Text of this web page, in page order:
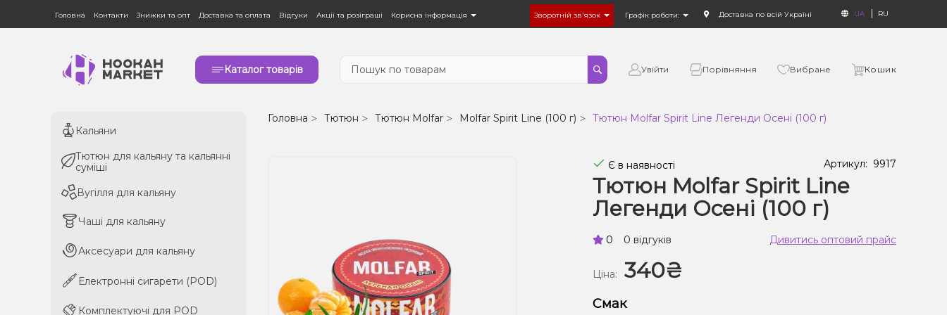
Головна Контакти Знижки та опт Доставка та оплата Відгуки Акції та розіграші Корисна інформація Зворотній зв'язок Графік роботи: Доставка по всій Україні UA RU
Каталог товарів Увійти Порівняння Вибране Кошик
Кальяни
Тютюн для кальяну та кальянні
суміші
Вугілля для кальяну
Чаші для кальяну
Аксесуари для кальяну
Електронні сигарети (POD)
Комплектуючі для POD
Кальяни
Тютюн для кальяну та кальянні
суміші
Вугілля для кальяну
Чаші для кальяну
Аксесуари для кальяну
Електронні сигарети (POD)
Комплектуючі для POD
Головна Тютюн Тютюн Molfar Molfar Spirit Line (100 г) Тютюн Molfar Spirit Line Легенди Осені (100 г)
Є в наявності Артикул: 9917
Тютюн Molfar Spirit Line
Легенди Осені (100 г)
0 0 відгуків Дивитись оптовий прайс
Ціна: 340₴
Смак